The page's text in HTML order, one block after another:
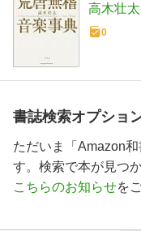
高木壮太
0
書誌検索オプショ
ただいま「Amazon
す。検索で本が見つ
こちらのお知らせを